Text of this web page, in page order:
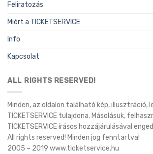
Feliratozás
Miért a TICKETSERVICE
Info
Kapcsolat
ALL RIGHTS RESERVED!
Minden, az oldalon található kép, illusztráció,
TICKETSERVICE tulajdona. Másolásuk,
TICKETSERVICE írásos hozzájárulásával
All rights reserved! Minden jog fenntartva!
2005 – 2019 www.ticketservice.hu